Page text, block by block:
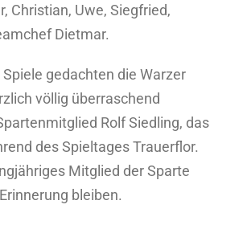
Christian, Uwe, Siegfried,
Dietmar.
gedachten die Warzer
völlig überraschend
Rolf Siedling, das
des Spieltages Trauerflor.
Mitglied der Sparte
bleiben.